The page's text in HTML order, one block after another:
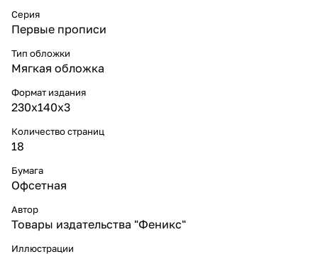
Серия
Первые прописи
Тип обложки
Мягкая обложка
Формат издания
230x140x3
Количество страниц
18
Бумага
Офсетная
Автор
Товары издательства "Феникс"
Иллюстрации